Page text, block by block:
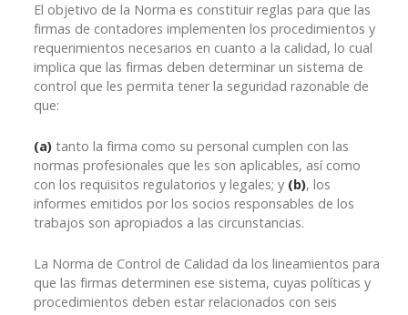
El objetivo de la Norma es constituir reglas para que las
firmas de contadores implementen los procedimientos y
requerimientos necesarios en cuanto a la calidad, lo cual
implica que las firmas deben determinar un sistema de
control que les permita tener la seguridad razonable de
que:
(a) tanto la firma como su personal cumplen con las
normas profesionales que les son aplicables, así como
con los requisitos regulatorios y legales; y (b), los
informes emitidos por los socios responsables de los
trabajos son apropiados a las circunstancias.
La Norma de Control de Calidad da los lineamientos para
que las firmas determinen ese sistema, cuyas políticas y
procedimientos deben estar relacionados con seis